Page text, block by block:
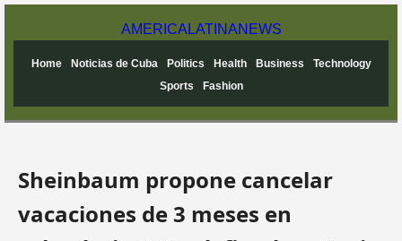
AMERICA LATINANEWS
Home Noticias de Cuba Politics Health Business
Technology
Sports
Fashion
Sheinbaum propone cancelar
vacaciones de 3 meses en